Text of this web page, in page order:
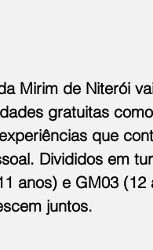
Mirim de Niterói
gratuitas
que
Divididos em
anos) e GM03
juntos.